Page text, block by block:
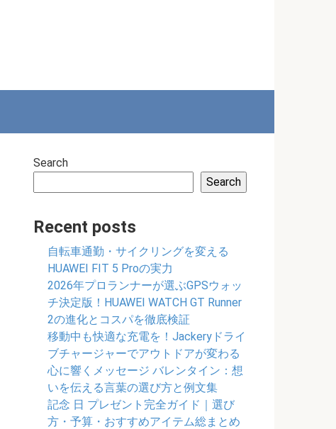
Search
Search
Recent posts
自転車通勤・サイクリングを変える
HUAWEI FIT 5 Proの実力
2026年プロランナーが選ぶGPSウォッ
チ決定版！HUAWEI WATCH GT Runner
2の進化とコスパを徹底検証
移動中も快適な充電を！Jackeryドライ
ブチャージャーでアウトドアが変わる
心に響くメッセージ バレンタイン：想
いを伝える言葉の選び方と例文集
記念 日 プレゼント完全ガイド｜選び
方・予算・おすすめアイテム総まとめ